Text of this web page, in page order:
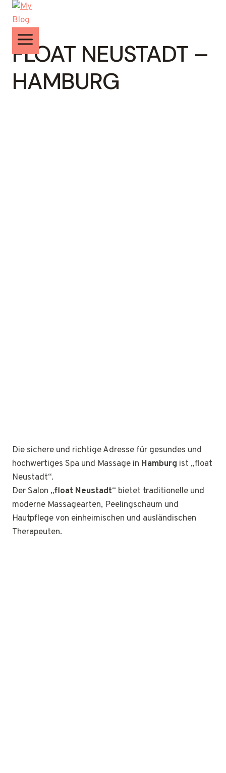
Zum
Inhalt
springen
FLOAT NEUSTADT –
HAMBURG
Die sichere und richtige Adresse für gesundes und
hochwertiges Spa und Massage in Hamburg ist „float
Neustadt“.
Der Salon „float Neustadt“ bietet traditionelle und
moderne Massagearten, Peelingschaum und
Hautpflege von einheimischen und ausländischen
Therapeuten.